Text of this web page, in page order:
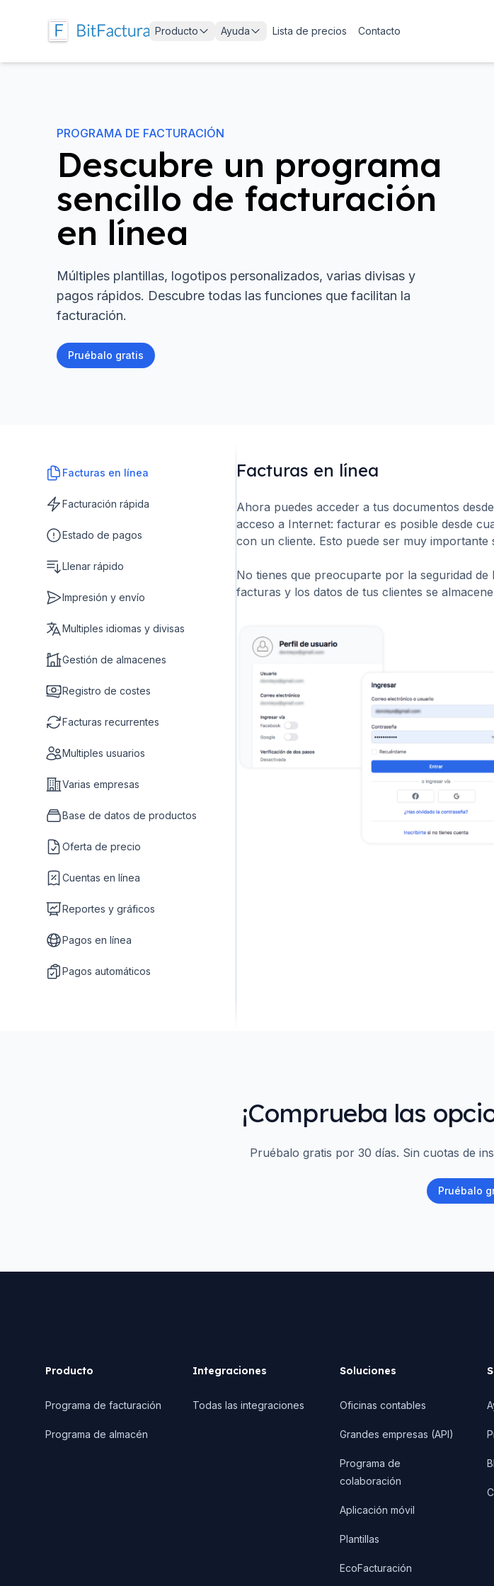
Producto Ayuda Lista de precios Contacto
PROGRAMA DE FACTURACIÓN
Descubre un programa
sencillo de facturación
en línea
Múltiples plantillas, logotipos personalizados, varias divisas y
pagos rápidos. Descubre todas las funciones que facilitan la
facturación.
Pruébalo gratis
Facturas en línea
Facturación rápida
Estado de pagos
Llenar rápido
Impresión y envío
Multiples idiomas y divisas
Gestión de almacenes
Registro de costes
Facturas recurrentes
Multiples usuarios
Varias empresas
Base de datos de productos
Oferta de precio
Cuentas en línea
Reportes y gráficos
Pagos en línea
Pagos automáticos
Facturas en línea
Ahora puedes acceder a tus documentos
acceso a Internet: facturar es posible desde
con un cliente. Esto puede ser muy importante
No tienes que preocuparte por la seguridad
facturas y los datos de tus clientes se
¡Comprueba las
Pruébalo gratis por 30 días. Sin cuotas de
Pruébalo
Producto
Programa de facturación
Programa de almacén
Integraciones
Todas las integraciones
Soluciones
Oficinas contables
Grandes empresas (API)
Programa de
colaboración
Aplicación móvil
Plantillas
EcoFacturación